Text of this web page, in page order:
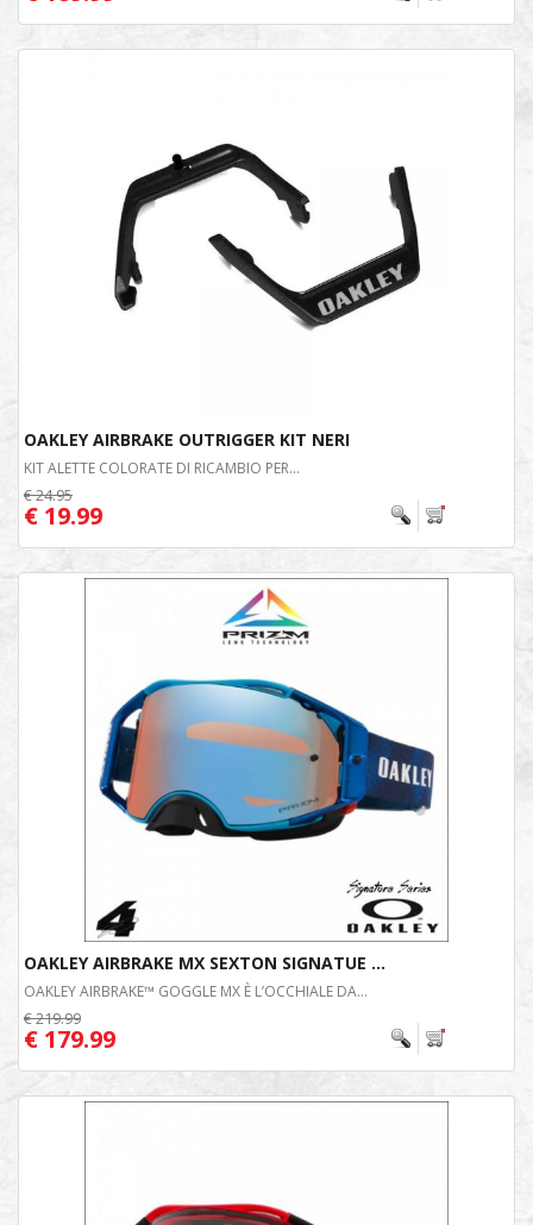
OAKLEY AIRBRAKE OUTRIGGER KIT NERI
KIT ALETTE COLORATE DI RICAMBIO PER...
€ 24.95
€ 19.99
OAKLEY AIRBRAKE MX SEXTON SIGNATUE ...
OAKLEY AIRBRAKE™ GOGGLE MX È L’OCCHIALE DA...
€ 219.99
€ 179.99